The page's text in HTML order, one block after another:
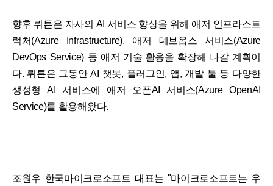
향후 뤼튼은 자사의 AI 서비스 향상을 위해 애저 인프라스트
럭처(Azure Infrastructure), 애저 데브옵스 서비스(Azure
DevOps Service) 등 애저 기술 활용을 확장해 나갈 계획이
다. 뤼튼은 그동안 AI 챗봇, 플러그인, 앱, 개발 툴 등 다양한
생성형 AI 서비스에 애저 오픈AI 서비스(Azure OpenAI
Service)를 활용해왔다.
조원우 한국마이크로소프트 대표는 "마이크로소프트는 우